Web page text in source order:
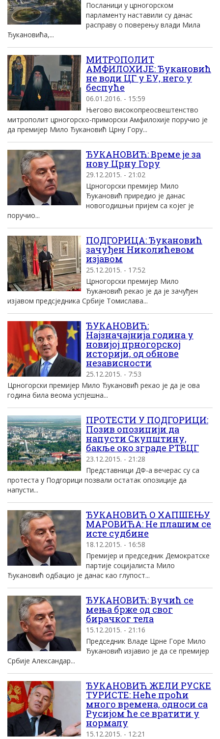
Посланици у црногорском
парламенту наставили су данас
расправу о поверењу влади Mила
Ђукановића,...
МИТРОПОЛИТ
АМФИЛОХИЈЕ: Ђукановић
не води ЦГ у ЕУ, него у
беспуће
06.01.2016. - 15:59
Његово високопреосвештенство
митрополит црногорско-приморски Амфилохије поручио је
да премијер Мило Ђукановић Црну Гору...
ЂУКАНОВИЋ: Време jе за
нову Црну Гору
29.12.2015. - 21:02
Црногорски премиjер Mило
Ђукановић приредио jе данас
новогодишњи приjем са коjег jе
поручио...
ПОДГОРИЦА: Ђукановић
зачуђен Николићевом
изјавом
25.12.2015. - 17:52
Црногорски премијер Мило
Ђукановић рекао је да је зачуђен
изјавом предсједника Србије Томислава...
ЂУКАНОВИЋ:
Најзначајнија година у
новијој црногорској
историји, од обнове
независности
25.12.2015. - 7:53
Црногорски премијер Мило Ђукановић рекао је да је ова
година била веома успјешна...
ПРОТЕСТИ У ПОДГОРИЦИ:
Позив опозицији да
напусти Скупштину,
бакље око зграде РТВЦГ
23.12.2015. - 21:28
Представници ДФ-а вечерас су са
протеста у Подгорици позвали остатак опозиције да
напусти...
ЂУКАНОВИЋ О ХАПШЕЊУ
MАРОВИЋА: Не плашим се
исте судбине
18.12.2015. - 16:58
Премиjер и председник Демократске
партиjе социjалиста Mило
Ђукановић одбацио jе данас као глупост...
ЂУКАНОВИЋ: Вучић се
мења брже од свог
бирачког тела
15.12.2015. - 21:16
Председник Владе Црне Горе Mило
Ђукановић изjавио jе да се премиjер
Србиjе Aлександар...
ЂУКАНОВИЋ ЖЕЛИ РУСКЕ
ТУРИСТЕ: Неће проћи
много времена, односи са
Русијом ће се вратити у
нормалу
15.12.2015. - 12:21